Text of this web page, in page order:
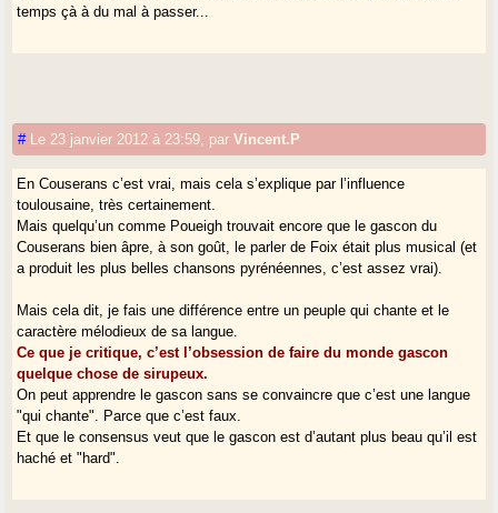
temps çà à du mal à passer...
# Le 23 janvier 2012 à 23:59 parVincent.P
En Couserans c’est vrai, mais cela s’explique par l’influence
toulousaine, très certainement.
Mais quelqu’un comme Poueigh trouvait encore que le gascon du
Couserans bien âpre, à son goût, le parler de Foix était plus musical (et
a produit les plus belles chansons pyrénéennes, c’est assez vrai).
Mais cela dit, je fais une différence entre un peuple qui chante et le
caractère mélodieux de sa langue.
Ce que je critique, c’est l’obsession de faire du monde gascon
quelque chose de sirupeux.
On peut apprendre le gascon sans se convaincre que c’est une langue
"qui chante". Parce que c’est faux.
Et que le consensus veut que le gascon est d’autant plus beau qu’il est
haché et "hard".